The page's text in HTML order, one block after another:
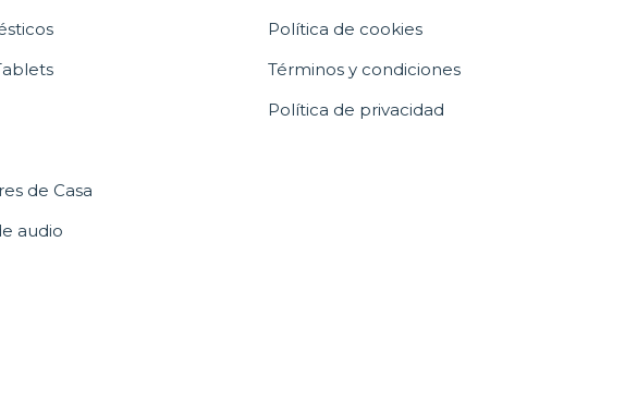
de Casa
audio
Política de cookies
Términos y condiciones
Política de privacidad